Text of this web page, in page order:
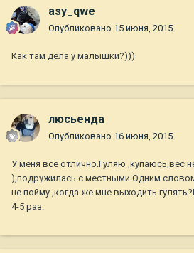
asy_qwe
Опубликовано 15 июня, 2015
Как там дела у малышки?)))
люсьенда
Опубликовано 16 июня, 2015
У меня всё отлично.Гуляю ,купаюсь,вес
),подружилась с местными.Одним
не пойму ,когда же мне выходить
4-5 раз.